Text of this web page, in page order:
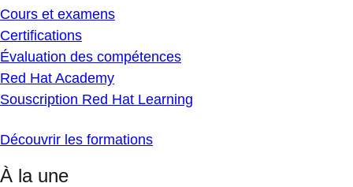
Cours et examens
Certifications
Évaluation des compétences
Red Hat Academy
Souscription Red Hat Learning
Découvrir les formations
À la une